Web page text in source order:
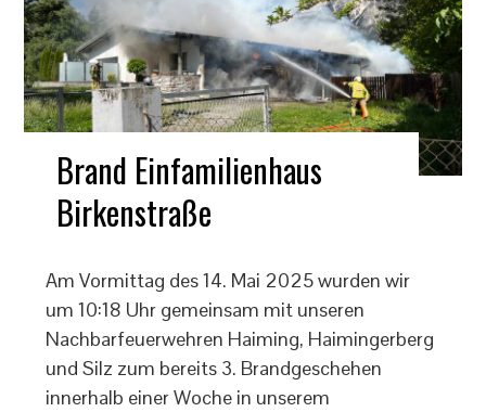
Brand Einfamilienhaus
Birkenstraße
Am Vormittag des 14. Mai 2025 wurden wir
um 10:18 Uhr gemeinsam mit unseren
Nachbarfeuerwehren Haiming, Haimingerberg
und Silz zum bereits 3. Brandgeschehen
innerhalb einer Woche in unserem